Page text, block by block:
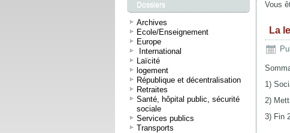
Dossiers
Archives
Ecole/Enseignement
Europe
International
Laïcité
logement
République et décentralisation
Retraites
Santé, hôpital public, sécurité
sociale
Services publics
Transports
Vous
La
1)
2)
3) Fin